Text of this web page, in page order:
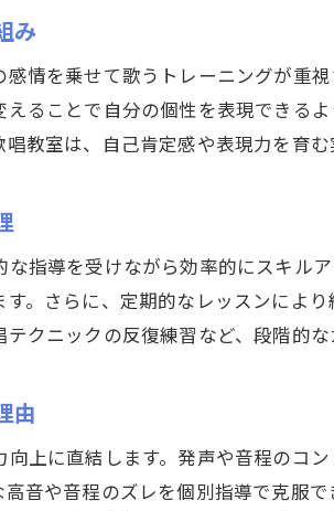
ボイストレーニング習い事の効果と実
歌唱教室のボイストレーニングで得
者が安心して続けられる歌唱レッスン
初心者向け歌レッスンで安心習い事デ
無理なく続けられる習い事としての
習い事初心者が挫折しない歌唱レッス
らしい歌声を見つける習い事のコツ
歌唱教室で習い事を通じて個性を伸ば
み
情を乗せて歌うトレーニングが重
ることで自分の個性を表現できる
教室は、自己肯定感や表現力を育む
指導を受けながら効率的にスキル
。さらに、定期的なレッスンによ
クニックの反復練習など、段階的な
由
上に直結します。発声や音程のコ
音や音程のズレを個別指導で克服